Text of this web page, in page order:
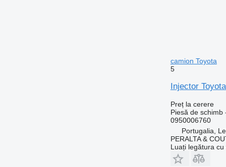
camion Toyota
5
Injector
Preț la cerere
Piesă de schimb
0950006760
Portugalia,
PERALTA &
Luați legătura